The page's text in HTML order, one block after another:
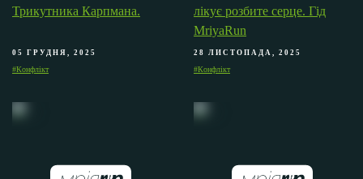
Трикутника Карпмана.
05 ГРУДНЯ, 2025
#Конфлікт
лікує розбите серце. Гід
MriyaRun
28 ЛИСТОПАДА, 2025
#Конфлікт